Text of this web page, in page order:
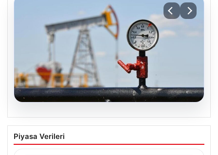
Petrol fiyatları 25 Mayıs: Petrol fiyatları
düştü mü, ne kadar oldu? Brent petrol
Piyasa Verileri